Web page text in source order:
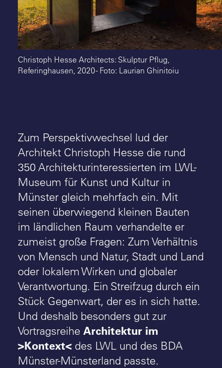
Christoph Hesse Architects: Skulptur Pflug,
Referinghausen, 2020 - Foto: Laurian Ghinitoiu
Zum Perspektivwechsel lud der
Architekt Christoph Hesse die rund
350 Architekturinteressierten im LWL-
Museum für Kunst und Kultur in
Münster gleich mehrfach ein. Mit
seinen überwiegend kleinen Bauten
im ländlichen Raum verhandelte er
zumeist große Fragen: Zum Verhältnis
von Mensch und Natur, Stadt und Land
oder lokalem Wirken und globaler
Verantwortung. Ein Streifzug durch ein
Stück Gegenwart, der es in sich hatte.
Und deshalb besonders gut zur
Vortragsreihe Architektur im
>Kontext< des LWL und des BDA
Münster-Münsterland passte.